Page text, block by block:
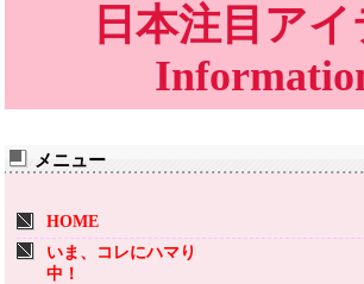
日本注目ア
メニュー
HOME
いま、コレにハマり
中！